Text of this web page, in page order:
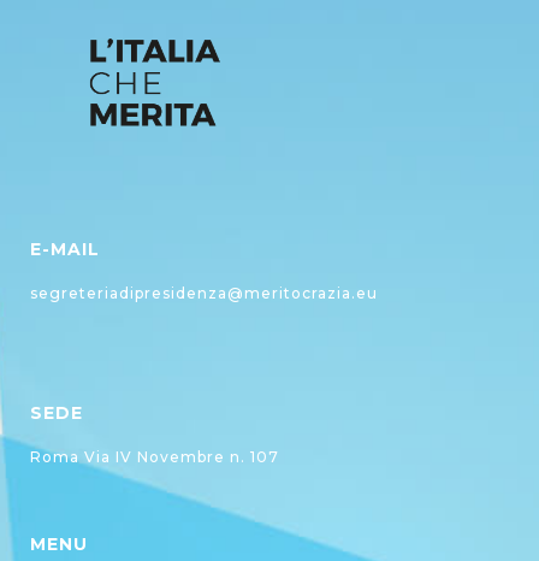
E-MAIL
segreteriadipresidenza@meritocrazia.eu
SEDE
Roma Via IV Novembre n. 107
MENU